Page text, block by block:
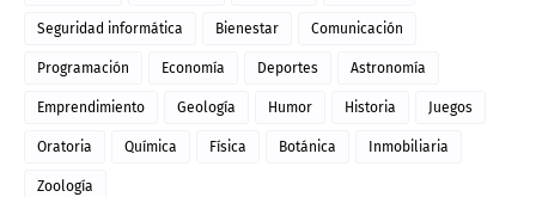
Seguridad informática Bienestar Comunicación
Programación Economía Deportes Astronomía
Emprendimiento Geología Humor Historia Juegos
Oratoria Química Física Botánica Inmobiliaria
Zoología